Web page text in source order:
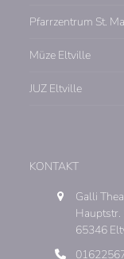
Pfarrzentrum St.
Müze Eltville
JUZ Eltville
KONTAKT
Galli
Hauptstr.
65346